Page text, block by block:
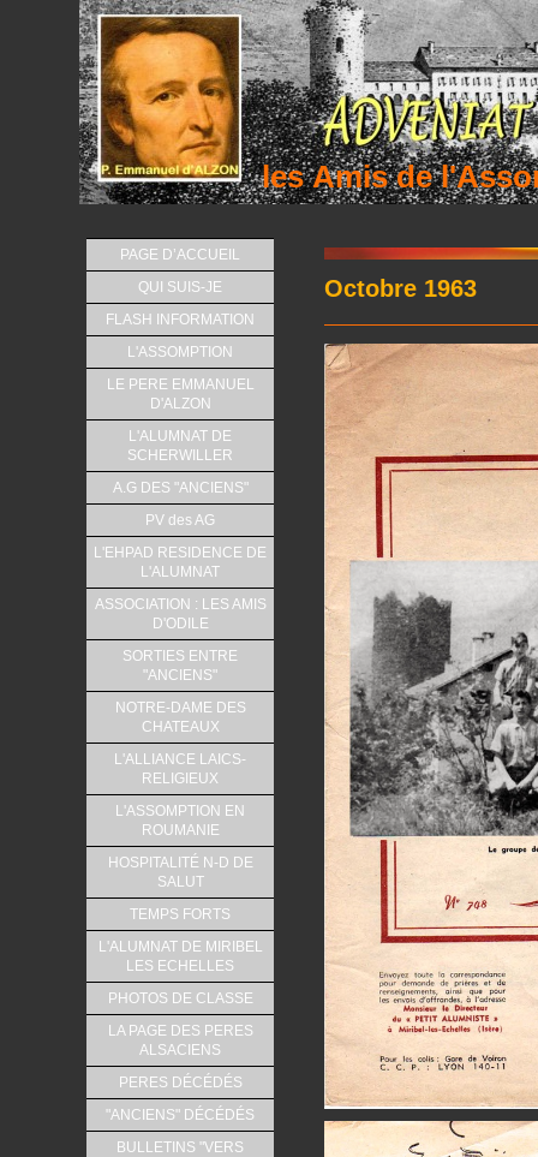
les Amis de
PAGE D’ACCUEIL
QUI SUIS-JE
FLASH INFORMATION
L'ASSOMPTION
LE PERE EMMANUEL
D'ALZON
L'ALUMNAT DE
SCHERWILLER
A.G DES "ANCIENS"
PV des AG
L'EHPAD RESIDENCE DE
L'ALUMNAT
ASSOCIATION : LES AMIS
D'ODILE
SORTIES ENTRE
"ANCIENS"
NOTRE-DAME DES
CHATEAUX
L'ALLIANCE LAICS-
RELIGIEUX
L'ASSOMPTION EN
ROUMANIE
HOSPITALITÉ N-D DE
SALUT
TEMPS FORTS
L'ALUMNAT DE MIRIBEL
LES ECHELLES
PHOTOS DE CLASSE
LA PAGE DES PERES
ALSACIENS
PERES DÉCÉDÉS
"ANCIENS" DÉCÉDÉS
BULLETINS "VERS
Octobre 1963